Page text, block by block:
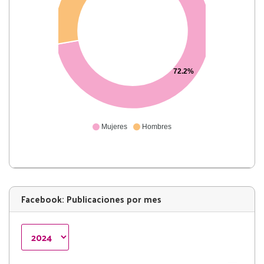
Mujeres Hombres
72.2%
Facebook: Publicaciones por mes